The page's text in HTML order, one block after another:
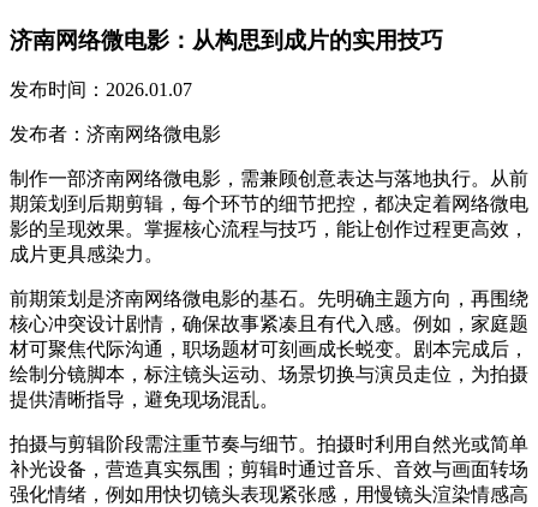
济南网络微电影：从构思到成片的实用技巧
发布时间：2026.01.07
发布者：济南网络微电影
制作一部济南网络微电影，需兼顾创意表达与落地执行。从前
期策划到后期剪辑，每个环节的细节把控，都决定着网络微电
影的呈现效果。掌握核心流程与技巧，能让创作过程更高效，
成片更具感染力。
前期策划是济南网络微电影的基石。先明确主题方向，再围绕
核心冲突设计剧情，确保故事紧凑且有代入感。例如，家庭题
材可聚焦代际沟通，职场题材可刻画成长蜕变。剧本完成后，
绘制分镜脚本，标注镜头运动、场景切换与演员走位，为拍摄
提供清晰指导，避免现场混乱。
拍摄与剪辑阶段需注重节奏与细节。拍摄时利用自然光或简单
补光设备，营造真实氛围；剪辑时通过音乐、音效与画面转场
强化情绪，例如用快切镜头表现紧张感，用慢镜头渲染情感高